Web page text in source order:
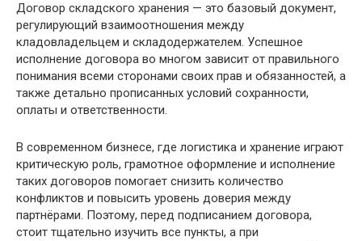
Договор складского хранения — это базовый документ,
регулирующий взаимоотношения между
кладовладельцем и складодержателем. Успешное
исполнение договора во многом зависит от правильного
понимания всеми сторонами своих прав и обязанностей, а
также детально прописанных условий сохранности,
оплаты и ответственности.
В современном бизнесе, где логистика и хранение играют
критическую роль, грамотное оформление и исполнение
таких договоров помогает снизить количество
конфликтов и повысить уровень доверия между
партнёрами. Поэтому, перед подписанием договора,
стоит тщательно изучить все пункты, а при